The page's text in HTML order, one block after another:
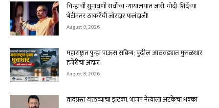
चिन्हाची सुनावणी सर्वोच्च न्यायालयात जारी, मोदी-शिंदेंच्या
भेटीनंतर ठाकरेंची जोरदार फलंदाजी!
August 8, 2026
महाराष्ट्रात पुन्हा पाऊस सक्रिय; पुढील आठवड्यात मुसळधार
हजेरीचा अंदाज
August 8, 2026
वादग्रस्त वक्तव्याचा झटका, भाजप नेत्याला अटकेचा धक्का